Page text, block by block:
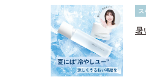
ス
暑